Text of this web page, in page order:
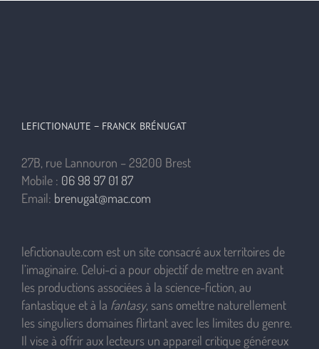
LEFICTIONAUTE – FRANCK BRÉNUGAT
27B, rue Lannouron – 29200 Brest
Mobile : 06 98 97 01 87
Email: brenugat@mac.com
lefictionaute.com est un site consacré aux territoires de
l’imaginaire. Celui-ci a pour objectif de mettre en avant
les productions associées à la science-fiction, au
fantastique et à la fantasy, sans omettre naturellement
les singuliers domaines flirtant avec les limites du genre.
Il vise à offrir aux lecteurs un appareil critique généreux